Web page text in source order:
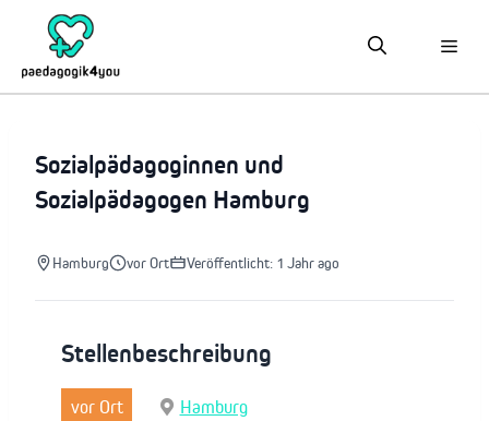
springen
Sozialpädagoginnen und
Sozialpädagogen Hamburg
Hamburg vor Ort Veröffentlicht: 1 Jahr ago
Stellenbeschreibung
vor Ort
Hamburg